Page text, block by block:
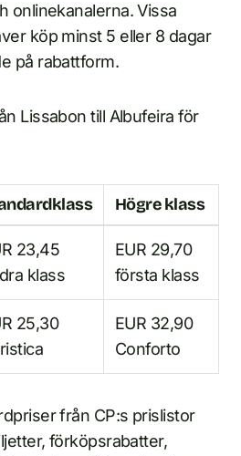
onlinekanalerna. Vissa
köp minst 5 eller 8 dagar
på rabattform.
Lissabon till Albufeira för
Högre klass
23,45
klass
EUR 29,70
första klass
25,30
EUR 32,90
Conforto
från CP:s prislistor
förköpsrabatter,